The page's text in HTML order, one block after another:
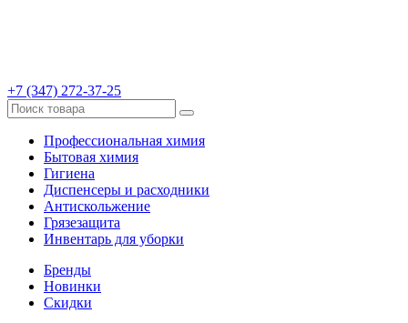
+7 (347) 272-37-25
Профессиональная химия
Бытовая химия
Гигиена
Диспенсеры и расходники
Антискольжение
Грязезащита
Инвентарь для уборки
Бренды
Новинки
Скидки